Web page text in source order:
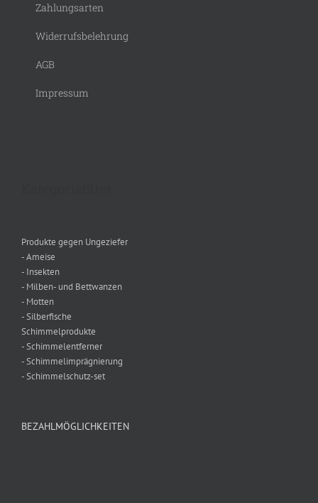
Zahlungsarten
Widerrufsbelehrung
AGB
Impressum
Produkte gegen Ungeziefer
- Ameise
- Insekten
- Milben- und Bettwanzen
- Motten
- Silberfische
Schimmelprodukte
- Schimmelentferner
- Schimmelimprägnierung
- Schimmelschutz-set
BEZAHLMÖGLICHKEITEN